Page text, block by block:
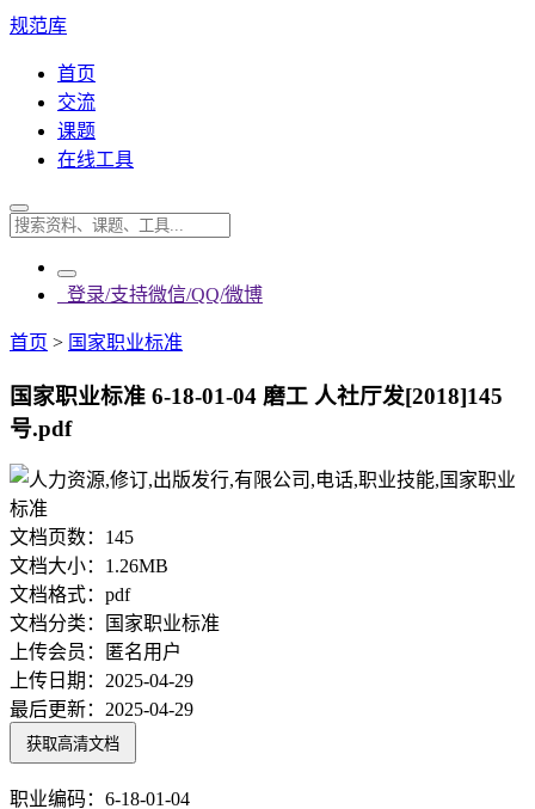
规范库
首页
交流
课题
在线工具
登录/支持微信/QQ/微博
首页 > 国家职业标准
国家职业标准 6-18-01-04 磨工 人社厅发[2018]145
号.pdf
文档页数： 145
文档大小： 1.26MB
文档格式： pdf
文档分类：
国家职业标准
上传会员：
匿名用户
上传日期： 2025-04-29
最后更新： 2025-04-29
获取高清文档
职业编码：6-18-01-04